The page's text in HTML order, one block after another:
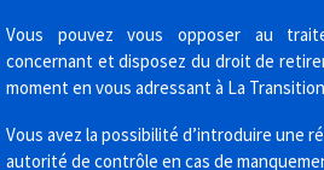
Vous pouvez vous opposer au
concernant et disposez du droit de
moment en vous adressant à La Transition
Vous avez la possibilité d’introduire une
autorité de contrôle en cas de